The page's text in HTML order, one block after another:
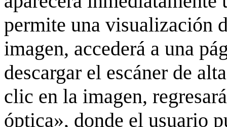
permite una visualización
imagen, accederá a una
descargar el escáner de
clic en la imagen,
óptica», donde el usuario